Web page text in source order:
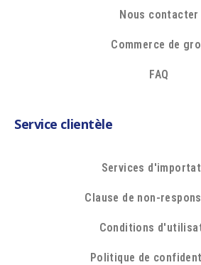
Nous contacter
Commerce de
FAQ
Service clientèle
Services
Clause de non-
Conditions
Politique de